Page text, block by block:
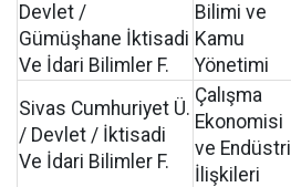
Devlet /
Gümüşhane İktisadi
Ve İdari Bilimler F.
Bilimi ve
Kamu
Yönetimi
Sivas Cumhuriyet Ü.
/ Devlet / İktisadi
Ve İdari Bilimler F.
Çalışma
Ekonomisi
ve Endüstri
İlişkileri